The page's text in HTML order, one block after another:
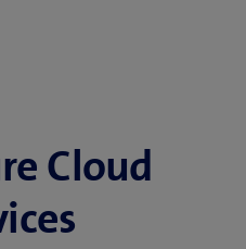
Cloud